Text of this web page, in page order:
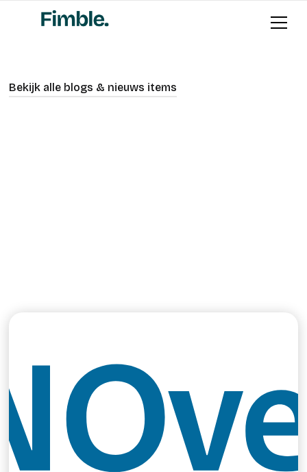
Bekijk alle blogs & nieuws items